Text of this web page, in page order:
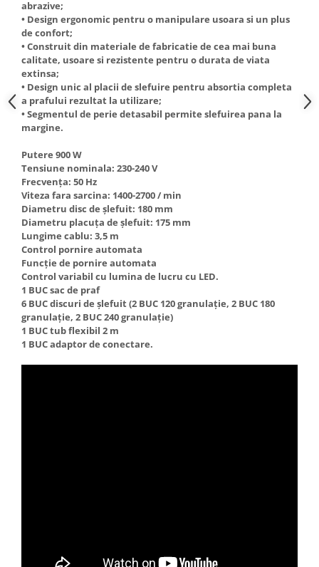
Truse de scule
Truse de lipit PPR
Ventuze cu brate pentru transport
Vibratoare beton
Masini de spalat rufe cu uscator
Uscatoare de rufe
Masini de facut paine
Pachete electrocasnice
incorporabile
Seturi oale
SANDWICH MAKER
Storcatoare de fructe
Televizoare
abrazive;
• Design ergonomic pentru o manipulare usoara si un plus
de confort;
• Construit din materiale de fabricatie de cea mai buna
calitate, usoare si rezistente pentru o durata de viata
extinsa;
• Design unic al placii de slefuire pentru absortia completa
a prafului rezultat la utilizare;
• Segmentul de perie detasabil permite slefuirea pana la
margine.
Putere 900 W
Tensiune nominala: 230-240 V
Frecvența: 50 Hz
Viteza fara sarcina: 1400-2700 / min
Diametru disc de șlefuit: 180 mm
Diametru placuța de șlefuit: 175 mm
Lungime cablu: 3,5 m
Control pornire automata
Funcție de pornire automata
Control variabil cu lumina de lucru cu LED.
1 BUC sac de praf
6 BUC discuri de șlefuit (2 BUC 120 granulație, 2 BUC 180
granulație, 2 BUC 240 granulație)
1 BUC tub flexibil 2 m
1 BUC adaptor de conectare.